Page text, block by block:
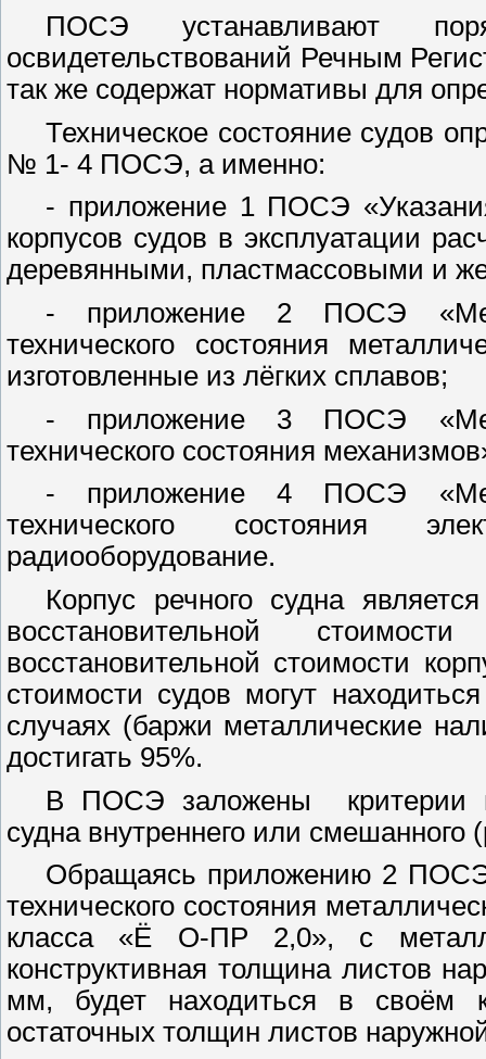
ПОСЭ устанавливают
освидетельствований Речным
так же содержат нормативы для
Техническое состояние судов
№ 1- 4 ПОСЭ, а именно:
- приложение 1 ПОСЭ
корпусов судов в эксплуатации
деревянными, пластмассовыми и
- приложение 2 ПОСЭ
технического состояния
изготовленные из лёгких сплавов;
- приложение 3 ПОСЭ
технического состояния
- приложение 4 ПОСЭ
технического состояния
радиооборудование.
Корпус речного судна
восстановительной
восстановительной стоимости
стоимости судов могут
случаях (баржи металлические
достигать 95%.
В ПОСЭ заложены
судна внутреннего или
Обращаясь приложению 2 ПОСЭ
технического состояния
класса «Ё О-ПР 2,0», с
конструктивная толщина листов
мм, будет находиться в своём
остаточных толщин листов